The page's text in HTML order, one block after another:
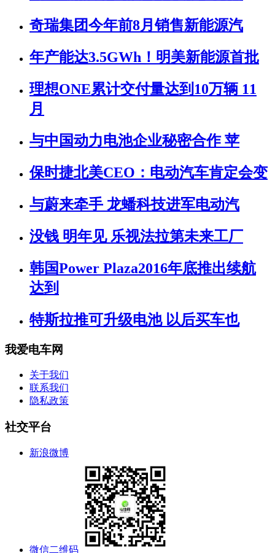
奇瑞集团今年前8月销售新能源汽
年产能达3.5GWh！明美新能源首批
理想ONE累计交付量达到10万辆 11
月
与中国动力电池企业秘密合作 苹
保时捷北美CEO：电动汽车肯定会变
与蔚来牵手 龙蟠科技进军电动汽
没钱 明年见 乐视法拉第未来工厂
韩国Power Plaza2016年底推出续航
达到
特斯拉推可升级电池 以后买车也
我爱电车网
关于我们
联系我们
隐私政策
社交平台
新浪微博
微信二维码